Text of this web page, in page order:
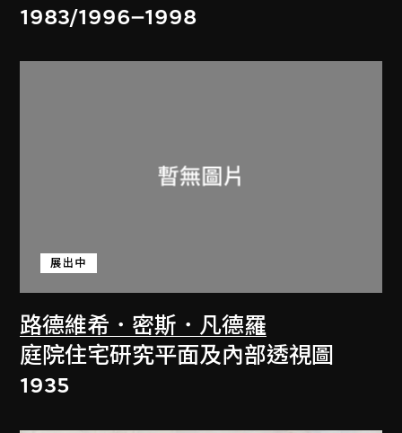
1983/1996–1998
路德維希．密斯．凡德羅
展出中
庭院住宅研究平面及內部透視圖
1935